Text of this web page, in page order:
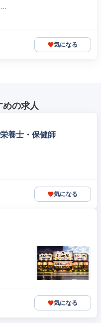
気になる
めの求人
養士・保健師
気になる
気になる